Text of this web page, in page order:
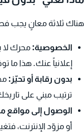
هناك ثلاثة معانٍ يجب
الخصوصية: محرك لا
إعلانياً عنك. هذا ما
بدون رقابة أو تحيّز:
ترتيب مبني على
الوصول إلى مواقع
أو مزوّد الإنترنت،